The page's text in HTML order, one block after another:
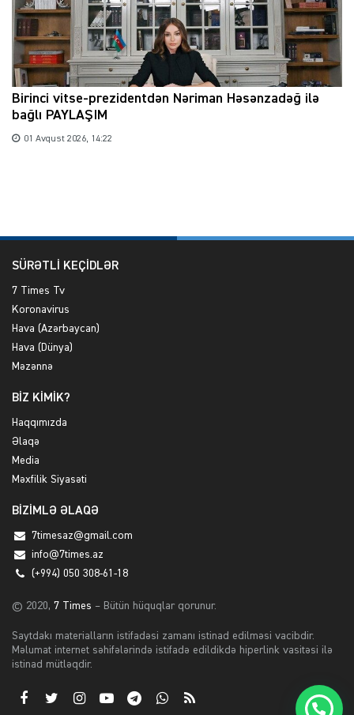
Birinci vitse-prezidentdən Nəriman Həsənzadəğ ilə
bağlı PAYLAŞIM
01 Avqust 2026, 14:22
SÜRƏTLİ KEÇİDLƏR
7 Times Tv
Koronavirus
Hava (Azərbaycan)
Hava (Dünya)
Məzənnə
BİZ KİMİK?
Haqqımızda
Əlaqə
Media
Məxfilik Siyasəti
BİZİMLƏ ƏLAQƏ
7timesaz@gmail.com
info@7times.az
(+994) 050 308-61-18
© 2020, 7 Times – Bütün hüquqlar qorunur.
Saytdakı materialların istifadəsi zamanı istinad edilməsi vacibdir.
Məlumat internet səhifələrində istifadə edildikdə hiperlink vasitəsi ilə
istinad mütləqdir.